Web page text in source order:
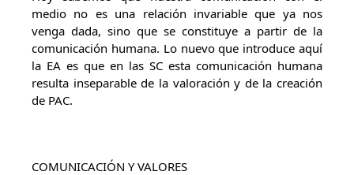
medio no es una relación invariable que ya nos
venga dada, sino que se constituye a partir de la
comunicación humana. Lo nuevo que introduce aquí
la EA es que en las SC esta comunicación humana
resulta inseparable de la valoración y de la creación
de PAC.
COMUNICACIÓN Y VALORES